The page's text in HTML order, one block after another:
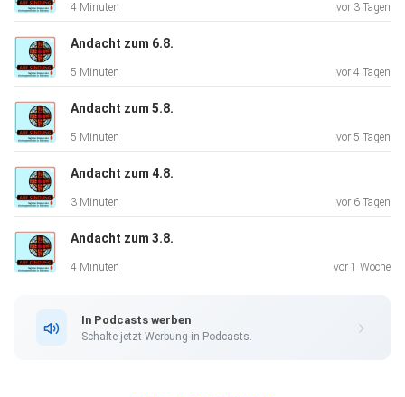
4 Minuten vor 3 Tagen
Andacht zum 6.8.
5 Minuten vor 4 Tagen
Andacht zum 5.8.
5 Minuten vor 5 Tagen
Andacht zum 4.8.
3 Minuten vor 6 Tagen
Andacht zum 3.8.
4 Minuten vor 1 Woche
In Podcasts werben
Schalte jetzt Werbung in Podcasts.